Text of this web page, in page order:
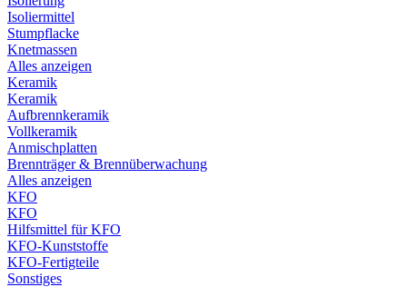
Isoliermittel
Stumpflacke
Knetmassen
Alles anzeigen
Keramik
Keramik
Aufbrennkeramik
Vollkeramik
Anmischplatten
Brennträger & Brennüberwachung
Alles anzeigen
KFO
KFO
Hilfsmittel für KFO
KFO-Kunststoffe
KFO-Fertigteile
Sonstiges